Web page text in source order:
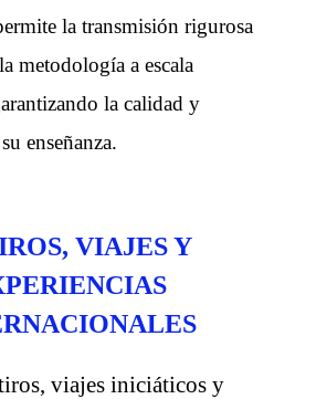
la transmisión rigurosa
metodología a escala
la calidad y
enseñanza.
VIAJES Y
viajes iniciáticos y